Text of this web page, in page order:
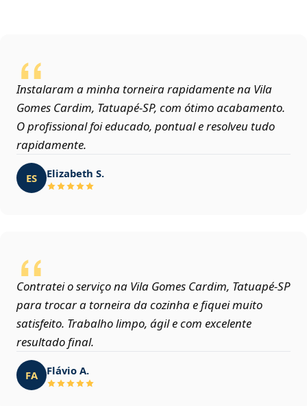
Instalaram a minha torneira rapidamente na Vila
Gomes Cardim, Tatuapé‑SP, com ótimo acabamento.
O profissional foi educado, pontual e resolveu tudo
rapidamente.
ES Elizabeth S.
Contratei o serviço na Vila Gomes Cardim, Tatuapé‑SP
para trocar a torneira da cozinha e fiquei muito
satisfeito. Trabalho limpo, ágil e com excelente
resultado final.
FA Flávio A.